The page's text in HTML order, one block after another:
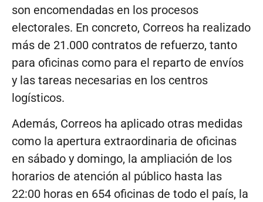
son encomendadas en los procesos
electorales. En concreto, Correos ha realizado
más de 21.000 contratos de refuerzo, tanto
para oficinas como para el reparto de envíos
y las tareas necesarias en los centros
logísticos.
Además, Correos ha aplicado otras medidas
como la apertura extraordinaria de oficinas
en sábado y domingo, la ampliación de los
horarios de atención al público hasta las
22:00 horas en 654 oficinas de todo el país, la